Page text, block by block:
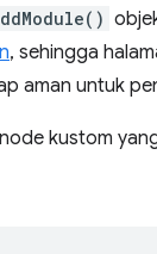
, sehingga
aman untuk
kustom